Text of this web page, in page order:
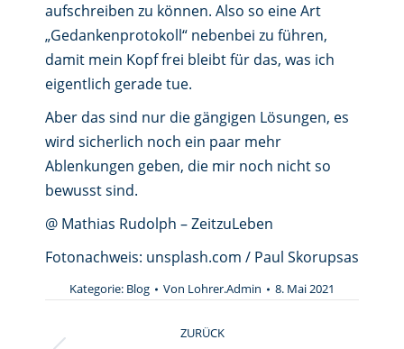
aufschreiben zu können. Also so eine Art
„Gedankenprotokoll“ nebenbei zu führen,
damit mein Kopf frei bleibt für das, was ich
eigentlich gerade tue.
Aber das sind nur die gängigen Lösungen, es
wird sicherlich noch ein paar mehr
Ablenkungen geben, die mir noch nicht so
bewusst sind.
@ Mathias Rudolph – ZeitzuLeben
Fotonachweis: unsplash.com / Paul Skorupsas
Kategorie: Blog Von Lohrer.Admin 8. Mai 2021
ZURÜCK